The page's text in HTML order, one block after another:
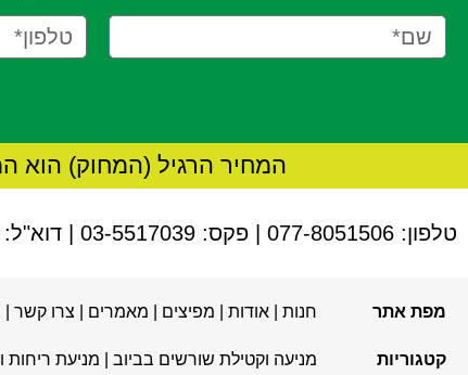
המחיר הרגיל (המחוק) הוא
טלפון: 077-8051506 | פקס: 03-5517039 | דוא"ל:
מפת אתר חנות |אודות מפיצים מאמרים צרו קשר
קטגוריות מניעה וקטילת שורשים בביוב מניעת ריחות